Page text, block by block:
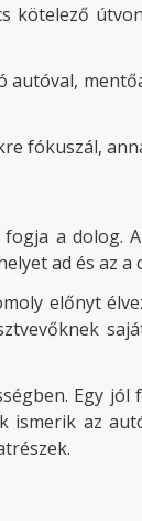
kötelező
fókuszál,
a dolog.
ad és az
előnyt
Egy
az